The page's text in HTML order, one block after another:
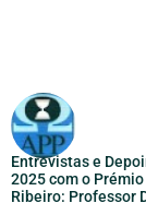
Entrevistas e
2025 com o
Ribeiro: Professor